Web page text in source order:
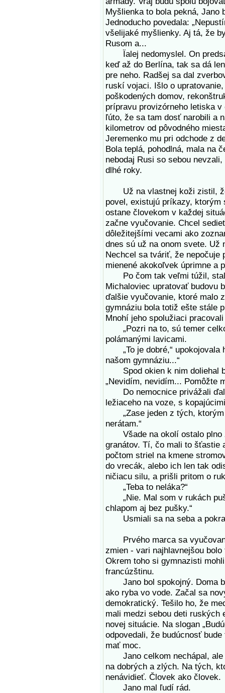
Myšlienka to bola pekná, Jano
Jednoducho povedala:
všelijaké myšlienky. Aj tá, že
Rusom a...
Ïalej nedomyslel. On predsa
keď až do Berlína, tak sa dá
pre neho. Radšej sa dal
ruskí vojaci. Išlo o
poškodených domov,
prípravu provizórneho letiska
ľúto, že sa tam dosť narobili a
kilometrov od pôvodného
Jeremenko mu pri odchode z
Bola teplá, pohodlná, mala na
nebodaj Rusi so sebou
dlhé roky.
Už na vlastnej koži zistil, že
povel, existujú príkazy, ktorým
ostane človekom v každej
začne vyučovanie. Chcel
dôležitejšími vecami ako
dnes sú už na onom svete.
Nechcel sa tváriť, že nepočuje
mienené akokoľvek úprimne a
Po čom tak veľmi túžil,
Michaloviec upratovať budovu
ďalšie vyučovanie, ktoré malo
gymnáziu bola totiž ešte stále
Mnohí jeho spolužiaci
„Pozri na to, sú temer
polámanými lavicami.
„To je dobré,“ upokojovala
našom gymnáziu...“
Spod okien k nim doliehal
„Nevidím, nevidím... Pomôžte
Do nemocnice privážali
ležiaceho na voze, s
„Zase jeden z tých, ktorým
nerátam.“
Všade na okolí ostalo plno
granátov. Tí, čo mali to šťastie
počtom striel na kmene
do vrecák, alebo ich len tak
ničiacu silu, a prišli pritom o
„Teba to neláka?“
„Nie. Mal som v rukách
chlapom aj bez pušky.“
Usmiali sa na seba a
Prvého marca sa
zmien - vari najhlavnejšou
Okrem toho si gymnazisti
francúzštinu.
Jano bol spokojný. Doma
ako ryba vo vode. Začal sa
demokratický. Tešilo ho, že
mali medzi sebou deti ruských
novej situácie. Na slogan
odpovedali, že budúcnosť
mať moc.
Jano celkom nechápal, ale
na dobrých a zlých. Na tých,
nenávidieť. Človek ako človek.
Jano mal ľudí rád.